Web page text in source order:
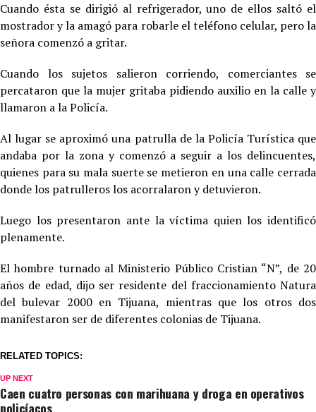
Cuando ésta se dirigió al refrigerador, uno de ellos saltó el
mostrador y la amagó para robarle el teléfono celular, pero la
señora comenzó a gritar.
Cuando los sujetos salieron corriendo, comerciantes se
percataron que la mujer gritaba pidiendo auxilio en la calle y
llamaron a la Policía.
Al lugar se aproximó una patrulla de la Policía Turística que
andaba por la zona y comenzó a seguir a los delincuentes,
quienes para su mala suerte se metieron en una calle cerrada
donde los patrulleros los acorralaron y detuvieron.
Luego los presentaron ante la víctima quien los identificó
plenamente.
El hombre turnado al Ministerio Público Cristian “N”, de 20
años de edad, dijo ser residente del fraccionamiento Natura
del bulevar 2000 en Tijuana, mientras que los otros dos
manifestaron ser de diferentes colonias de Tijuana.
RELATED TOPICS:
UP NEXT
Caen cuatro personas con marihuana y droga en operativos
policíacos